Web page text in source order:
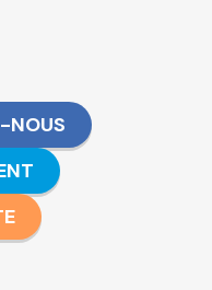
NOUS